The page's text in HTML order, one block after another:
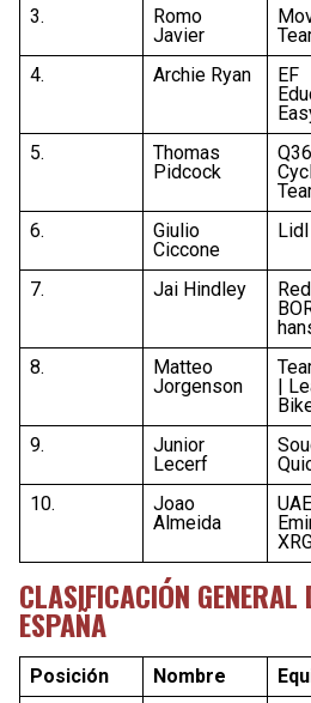
3.
Romo
Javier
4. Archie Ryan
EF
5.
Thomas
Pidcock
6.
Giulio
Ciccone
7. Jai Hindley
8.
Matteo
Jorgenson
|
9.
Junior
Lecerf
10.
Joao
Almeida
CLASIFICACIÓN
ESPAÑA
Posición Nombre